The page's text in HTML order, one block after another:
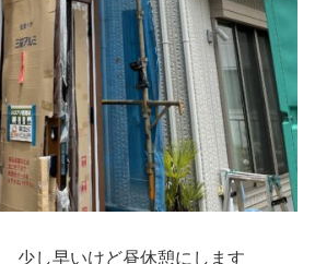
少し早いけど昼休憩にします